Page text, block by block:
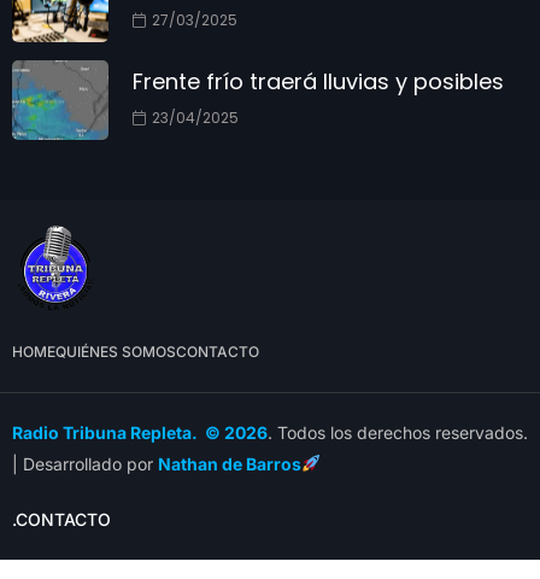
27/03/2025
Frente frío traerá lluvias y posibles
23/04/2025
HOMEQUIÉNES SOMOSCONTACTO
Radio Tribuna Repleta. © 2026. Todos los derechos reservados.
| Desarrollado por Nathan de Barros
.CONTACTO